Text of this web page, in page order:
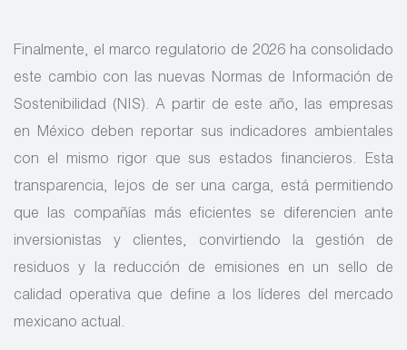
Finalmente, el marco regulatorio de 2026 ha consolidado
este cambio con las nuevas Normas de Información de
Sostenibilidad (NIS). A partir de este año, las empresas
en México deben reportar sus indicadores ambientales
con el mismo rigor que sus estados financieros. Esta
transparencia, lejos de ser una carga, está permitiendo
que las compañías más eficientes se diferencien ante
inversionistas y clientes, convirtiendo la gestión de
residuos y la reducción de emisiones en un sello de
calidad operativa que define a los líderes del mercado
mexicano actual.